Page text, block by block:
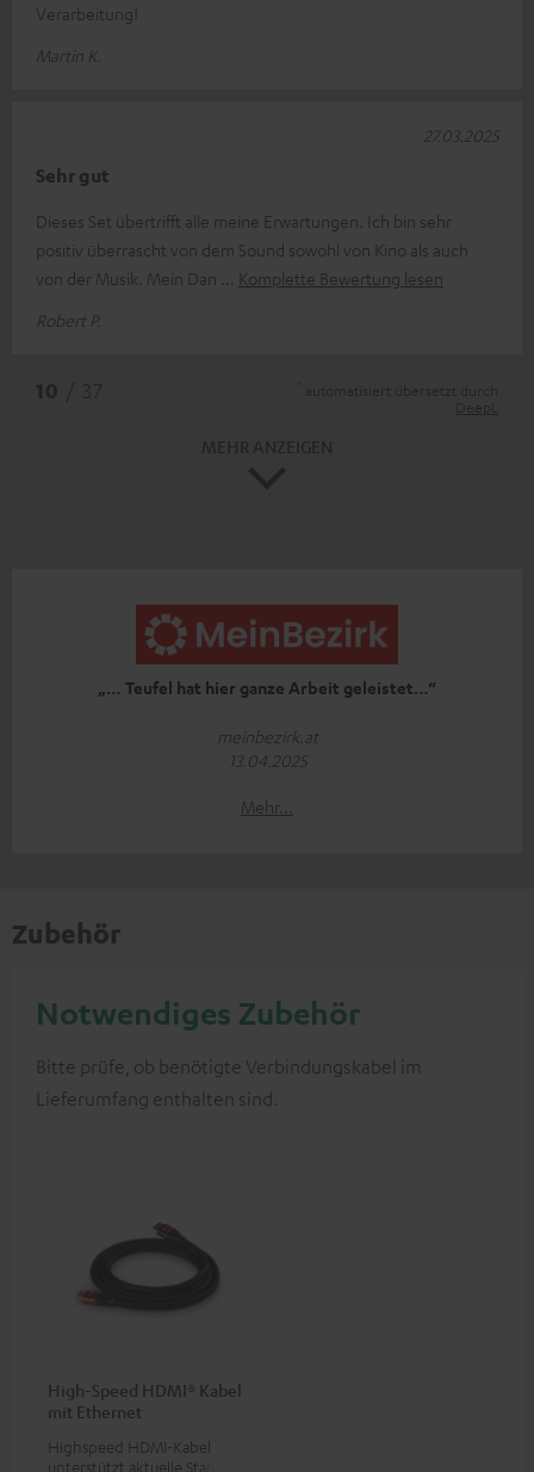
Verarbeitung!
Martin K.
Sehr gut
Dieses Set übertrifft alle meine Erwartungen. Ich bin sehr
positiv überrascht von dem Sound sowohl von Kino als auch
von der Musik. Mein Dan
Komplette Bewertung lesen
Robert P.
27.03.2025
„… Teufel hat hier ganze Arbeit geleistet…“
meinbezirk.at
13.04.2025
Mehr...
Zubehör
Notwendiges Zubehör
Bitte prüfe, ob benötigte Verbindungskabel im
Lieferumfang enthalten sind.
High-Speed HDMI® Kabel
mit Ethernet
Highspeed HDMI-Kabel
unterstützt aktuelle Standards